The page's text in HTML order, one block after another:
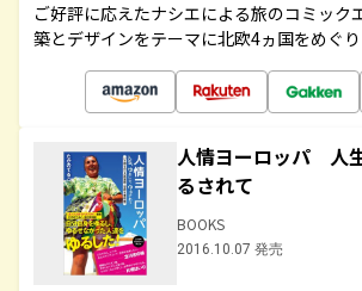
ご好評に応えたナシエによる旅のコミック
築とデザインをテーマに北欧4ヵ国をめぐり
人情ヨーロッパ 人
るされて
BOOKS
2016.10.07 発売